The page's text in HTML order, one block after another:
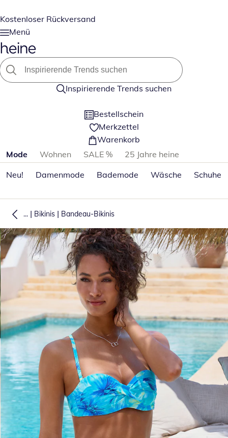
Kostenloser Rückversand
Menü
Inspirierende Trends suchen
Bestellschein
Merkzettel
Warenkorb
Produktkategorien überspringen
Mode Wohnen SALE %
25 Jahre heine
Neu!
Damenmode Bademode Wäsche Schuhe
... | Bikinis | Bandeau-Bikinis